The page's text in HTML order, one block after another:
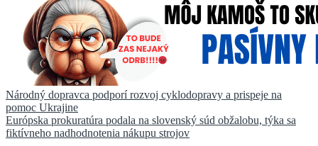
Navigácia
v
článku
Národný dopravca podporí rozvoj cyklodopravy a prispeje na
pomoc Ukrajine
Európska prokuratúra podala na slovenský súd obžalobu, týka sa
fiktívneho nadhodnotenia nákupu strojov